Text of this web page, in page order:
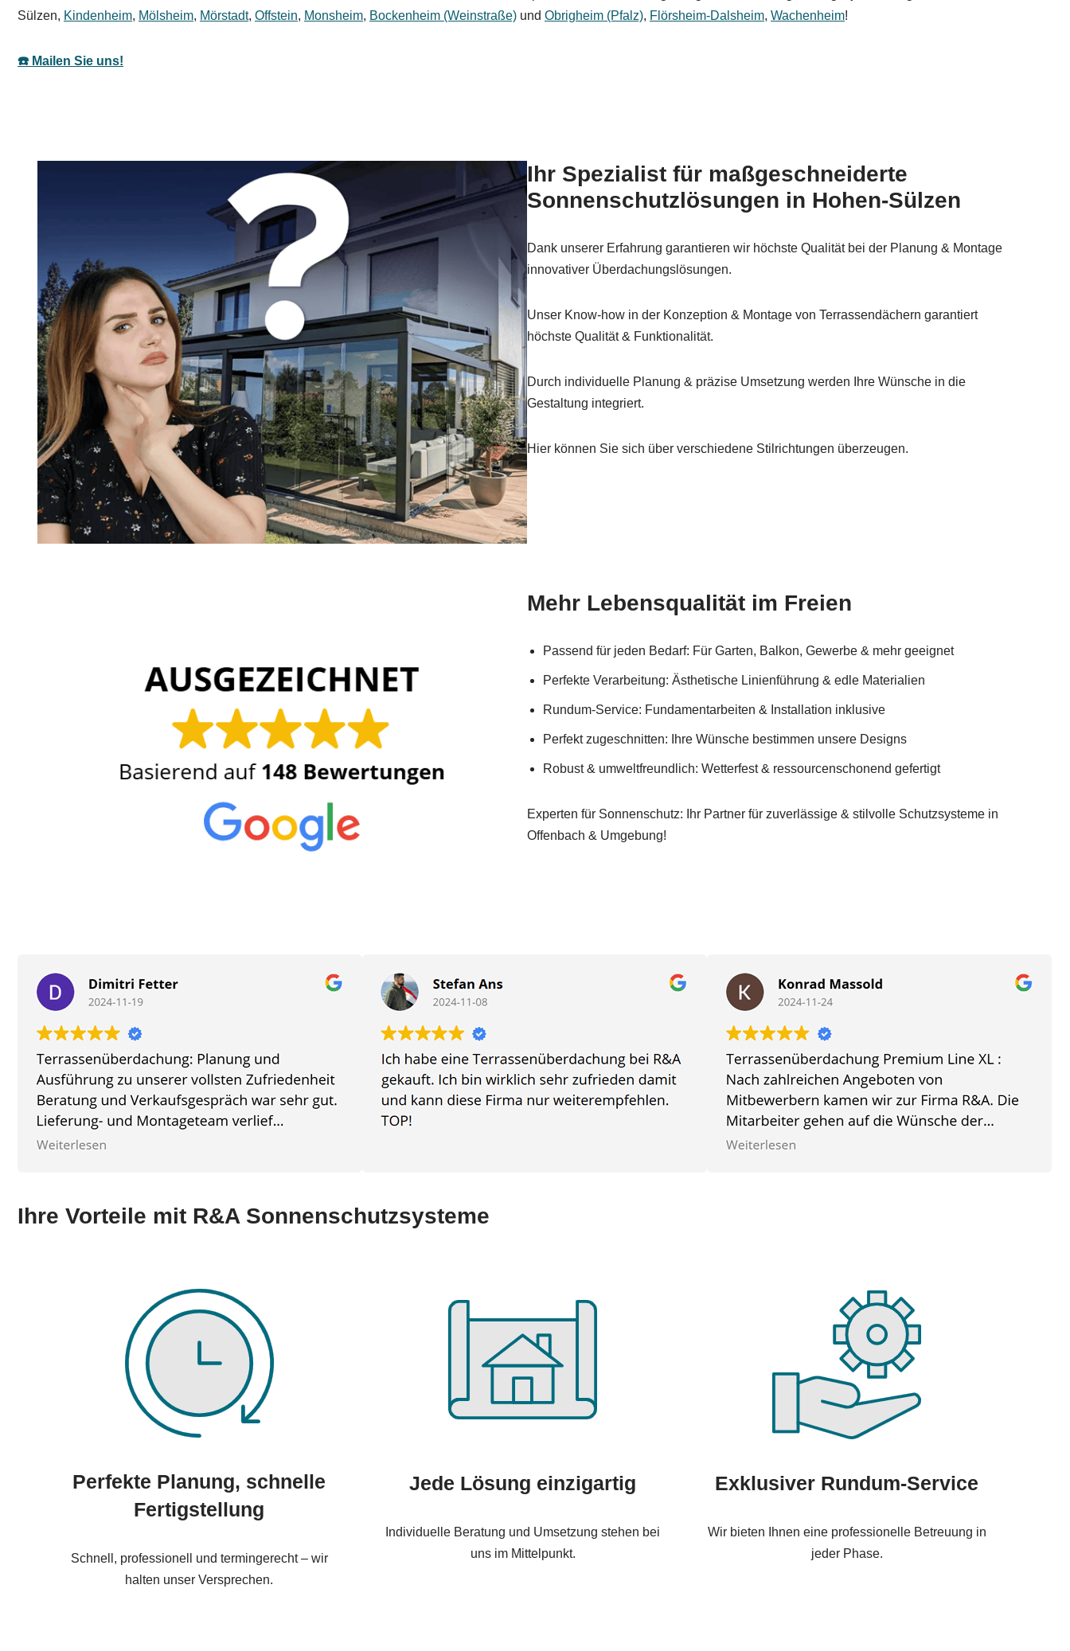
Sülzen, Kindenheim, Mölsheim, Mörstadt, Offstein, Monsheim, Bockenheim (Weinstraße) und Obrigheim (Pfalz), Flörsheim-Dalsheim, Wachenheim!
☎️ Mailen Sie uns!
Ihr Spezialist für maßgeschneiderte
Sonnenschutzlösungen in Hohen-Sülzen
Dank unserer Erfahrung garantieren wir höchste Qualität bei der Planung & Montage
innovativer Überdachungslösungen.
Unser Know-how in der Konzeption & Montage von Terrassendächern garantiert
höchste Qualität & Funktionalität.
Durch individuelle Planung & präzise Umsetzung werden Ihre Wünsche in die
Gestaltung integriert.
Hier können Sie sich über verschiedene Stilrichtungen überzeugen.
Mehr Lebensqualität im Freien
Passend für jeden Bedarf: Für Garten, Balkon, Gewerbe & mehr geeignet
Perfekte Verarbeitung: Ästhetische Linienführung & edle Materialien
Rundum-Service: Fundamentarbeiten & Installation inklusive
Perfekt zugeschnitten: Ihre Wünsche bestimmen unsere Designs
Robust & umweltfreundlich: Wetterfest & ressourcenschonend gefertigt
Experten für Sonnenschutz: Ihr Partner für zuverlässige & stilvolle Schutzsysteme in
Offenbach & Umgebung!
Ihre Vorteile mit R&A Sonnenschutzsysteme
Perfekte Planung, schnelle
Fertigstellung
Schnell, professionell und termingerecht – wir
halten unser Versprechen.
Jede Lösung einzigartig
Individuelle Beratung und Umsetzung stehen bei
uns im Mittelpunkt.
Exklusiver Rundum-Service
Wir bieten Ihnen eine professionelle Betreuung in
jeder Phase.